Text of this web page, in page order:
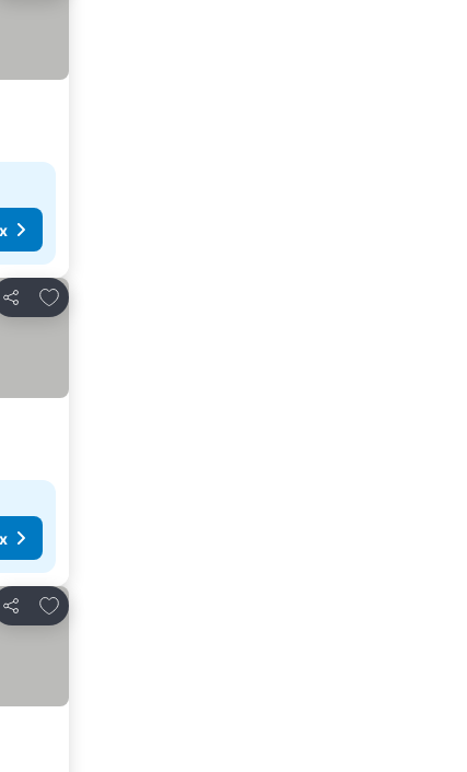
Partager
Ajouter à mes favoris
Partager
Ajouter à mes favoris